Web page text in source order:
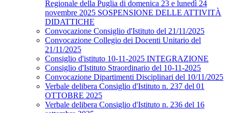
Regionale della Puglia di domenica 23 e lunedì 24
novembre 2025 SOSPENSIONE DELLE ATTIVITÀ
DIDATTICHE
Convocazione Consiglio d'Istituto del 21/11/2025
Convocazione Collegio dei Docenti Unitario del
21/11/2025
Consiglio d'istituto 10-11-2025 INTEGRAZIONE
Consiglio d'Istituto Straordinario del 10-11-2025
Convocazione Dipartimenti Disciplinari del 10/11/2025
Verbale delibera Consiglio d'Istituto n. 237 del 01
OTTOBRE 2025
Verbale delibera Consiglio d'Istituto n. 236 del 16